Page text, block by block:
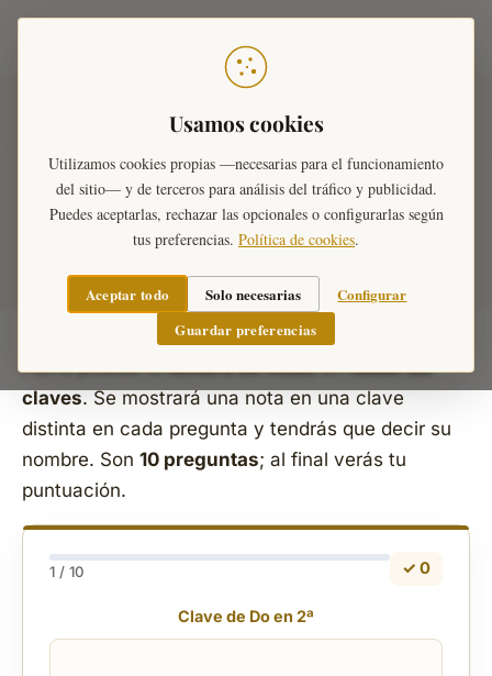
Usamos cookies
Utilizamos cookies propias —necesarias para el funcionamiento
del sitio— y de terceros para análisis del tráfico y publicidad.
Puedes aceptarlas, rechazar las opcionales o configurarlas según
tus preferencias. Política de cookies.
Aceptar todo Solo necesarias
Configurar
Guardar preferencias
¿Qué nota es? — Todas las
Pon a prueba tulectura de notasentodas las
claves. Se mostrará una nota en una clave
distinta en cada pregunta y tendrás que decir su
nombre. Son 10 preguntas; al final verás tu
puntuación.
1 / 10 ✓ 0
Clave de Do en 2ª